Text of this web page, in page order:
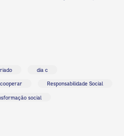
dia c
Responsabilidade Social
social